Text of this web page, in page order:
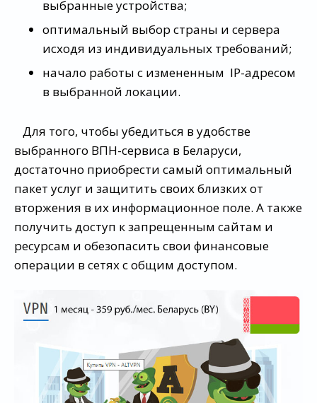
выбранные устройства;
оптимальный выбор страны и сервера
исходя из индивидуальных требований;
начало работы с измененным IP-адресом
в выбранной локации.
Для того, чтобы убедиться в удобстве
выбранного ВПН-сервиса в Беларуси,
достаточно приобрести самый оптимальный
пакет услуг и защитить своих близких от
вторжения в их информационное поле. А также
получить доступ к запрещенным сайтам и
ресурсам и обезопасить свои финансовые
операции в сетях с общим доступом.